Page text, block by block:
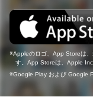
Appleのロゴ、App Storeは
す。App Storeは、Apple
Google Play および Google